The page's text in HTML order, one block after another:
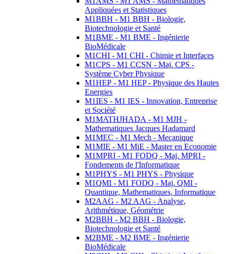
Appliquées et Statistiques
M1BBH - M1 BBH - Biologie,
Biotechnologie et Santé
M1BME - M1 BME - Ingénierie
BioMédicale
M1CHI - M1 CHI - Chimie et Interfaces
M1CPS - M1 CCSN - Maj. CPS -
Système Cyber Physique
M1HEP - M1 HEP - Physique des Hautes
Energies
M1IES - M1 IES - Innovation, Entreprise
et Société
M1MATHJHADA - M1 MJH -
Mathematiques Jacques Hadamard
M1MEC - M1 Mech - Mecanique
M1MIE - M1 MiE - Master en Economie
M1MPRI - M1 FODQ - Maj. MPRI -
Fondements de l'Informatique
M1PHYS - M1 PHYS - Physique
M1QMI - M1 FODQ - Maj. QMI -
Quantique, Mathematiques, Informatique
M2AAG - M2 AAG - Analyse,
Arithmétique, Géométrie
M2BBH - M2 BBH - Biologie,
Biotechnologie et Santé
M2BME - M2 BME - Ingénierie
BioMédicale